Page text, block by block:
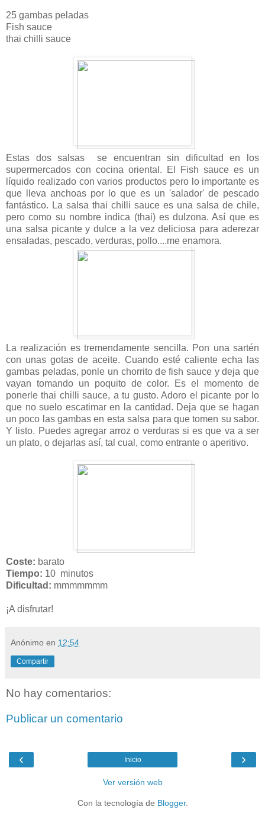
25 gambas peladas
Fish sauce
thai chilli sauce
Estas dos salsas se encuentran sin dificultad en los
supermercados con cocina oriental. El Fish sauce es un
líquido realizado con varios productos pero lo importante es
que lleva anchoas por lo que es un 'salador' de pescado
fantástico. La salsa thai chilli sauce es una salsa de chile,
pero como su nombre indica (thai) es dulzona. Así que es
una salsa picante y dulce a la vez deliciosa para aderezar
ensaladas, pescado, verduras, pollo....me enamora.
La realización es tremendamente sencilla. Pon una sartén
con unas gotas de aceite. Cuando esté caliente echa las
gambas peladas, ponle un chorrito de fish sauce y deja que
vayan tomando un poquito de color. Es el momento de
ponerle thai chilli sauce, a tu gusto. Adoro el picante por lo
que no suelo escatimar en la cantidad. Deja que se hagan
un poco las gambas en esta salsa para que tomen su sabor.
Y listo. Puedes agregar arroz o verduras si es que va a ser
un plato, o dejarlas así, tal cual, como entrante o aperitivo.
Coste: barato
Tiempo: 10 minutos
Dificultad: mmmmmmm
¡A disfrutar!
Anónimo en 12:54
Compartir
No hay comentarios:
Publicar un comentario
‹ ›
Inicio
Ver versión web
Con la tecnología de Blogger.